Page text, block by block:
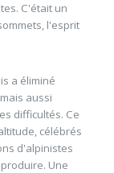
C'était un
l'esprit
a éliminé
aussi
difficultés. Ce
célébrés
d'alpinistes
Une